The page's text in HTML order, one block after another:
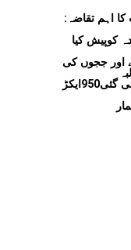
اہم تقاضہ:
کوپیش کیا
اور ججوں کی
اوڈیشہ میں قبائلیوں سے زبردستی چھینی گئی950ایکڑ